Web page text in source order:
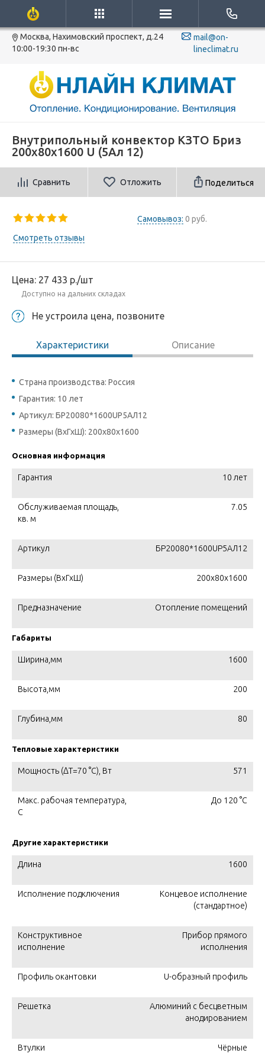
Москва, Нахимовский проспект, д.24
10:00-19:30 пн-вс
mail@on-
lineclimat.ru
Внутрипольный конвектор КЗТО Бриз
200х80х1600 U (5Ал 12)
Сравнить Отложить Поделиться
Самовывоз: 0 руб.
Смотреть отзывы
Цена: 27 433 р./шт
Доступно на дальних складах
Не устроила цена, позвоните
Характеристики Описание
Страна производства: Россия
Гарантия: 10 лет
Артикул: БР20080*1600UР5АЛ12
Размеры (ВхГхШ): 200х80х1600
Основная информация
Гарантия 10 лет
Обслуживаемая площадь,
кв. м
7.05
Артикул БР20080*1600UР5АЛ12
Размеры (ВхГхШ) 200х80х1600
Предназначение Отопление помещений
Габариты
Ширина,мм 1600
Высота,мм 200
Глубина,мм 80
Тепловые характеристики
Мощность (ΔT=70 °C), Вт 571
Макс. рабочая температура,
C
До 120 °C
Другие характеристики
Длина 1600
Исполнение подключения
Концевое исполнение
(стандартное)
Конструктивное
исполнение
Прибор прямого
исполнения
Профиль окантовки U-образный профиль
Решетка
Алюминий с бесцветным
анодированием
Втулки Чёрные